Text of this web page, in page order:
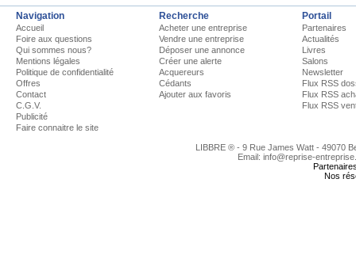
Navigation
Accueil
Foire aux questions
Qui sommes nous?
Mentions légales
Politique de confidentialité
Offres
Contact
C.G.V.
Publicité
Faire connaitre le site
Recherche
Acheter une entreprise
Vendre une entreprise
Déposer une annonce
Créer une alerte
Acquereurs
Cédants
Ajouter aux favoris
Portail
Partenaires
Actualités
Livres
Salons
Newsletter
Flux RSS
Flux RSS
Flux RSS
LIBBRE ® - 9 Rue James Watt - 49070
Email: info@reprise-
Nos